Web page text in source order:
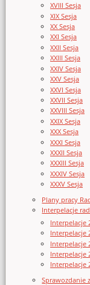
XVIII Sesja
XIX Sesja
XX Sesja
XXI Sesja
XXII Sesja
XXIII Sesja
XXIV Sesja
XXV Sesja
XXVI Sesja
XXVII Sesja
XXVIII Sesja
XXIX Sesja
XXX Sesja
XXXI Sesja
XXXII Sesja
XXXIII Sesja
XXXIV Sesja
XXXV Sesja
Plany pracy
Interpelacje
Interpelacje
Interpelacje
Interpelacje
Interpelacje
Interpelacje
Sprawozdanie